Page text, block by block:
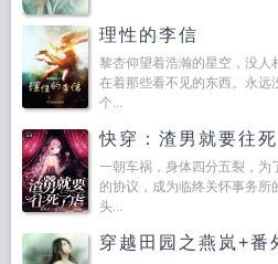
理性的李信
黎杏仰望着浩瀚的星空，没人
在着那些看不见的东西。永远
个...
快穿：渣男就要往
一朝车祸，身体四分五裂，为
的协议，成为临终关怀事务所
头...
穿越田园之燕岚+番